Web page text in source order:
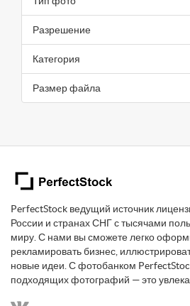
Разрешение
Категория
Размер файла
PerfectStock ведущий источник
России и странах СНГ с тысячами
миру. С нами вы сможете легко
рекламировать бизнес,
новые идеи. С фотобанком
подходящих фотографий — это